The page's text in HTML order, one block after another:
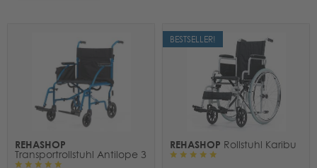
REHASHOP
Transportrollstuhl Antilope 3
BESTSELLER!
REHASHOP Rollstuhl Karibu